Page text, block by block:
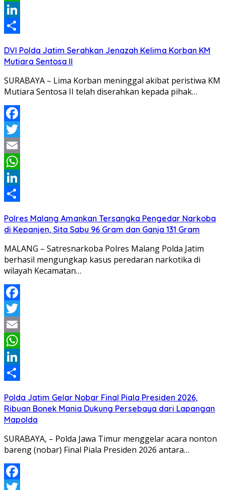
WhatsApp
LinkedIn
DVI Polda Jatim Serahkan Jenazah Kelima Korban KM
Mutiara Sentosa II
SURABAYA – Lima Korban meninggal akibat peristiwa KM
Mutiara Sentosa II telah diserahkan kepada pihak…
Facebook
Twitter
Email
WhatsApp
LinkedIn
Polres Malang Amankan Tersangka Pengedar Narkoba
di Kepanjen, Sita Sabu 96 Gram dan Ganja 131 Gram
MALANG – Satresnarkoba Polres Malang Polda Jatim
berhasil mengungkap kasus peredaran narkotika di
wilayah Kecamatan…
Facebook
Twitter
Email
WhatsApp
LinkedIn
Polda Jatim Gelar Nobar Final Piala Presiden 2026,
Ribuan Bonek Mania Dukung Persebaya dari Lapangan
Mapolda
SURABAYA, – Polda Jawa Timur menggelar acara nonton
bareng (nobar) Final Piala Presiden 2026 antara…
Facebook